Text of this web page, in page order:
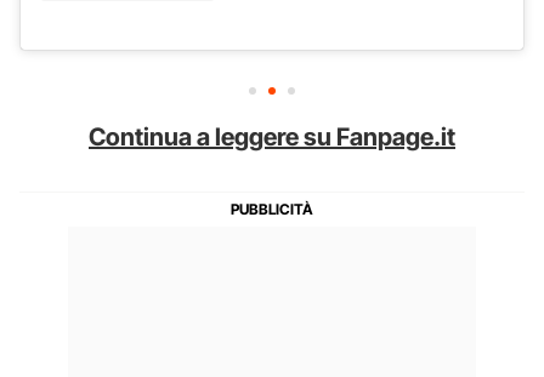
Continua a leggere su Fanpage.it